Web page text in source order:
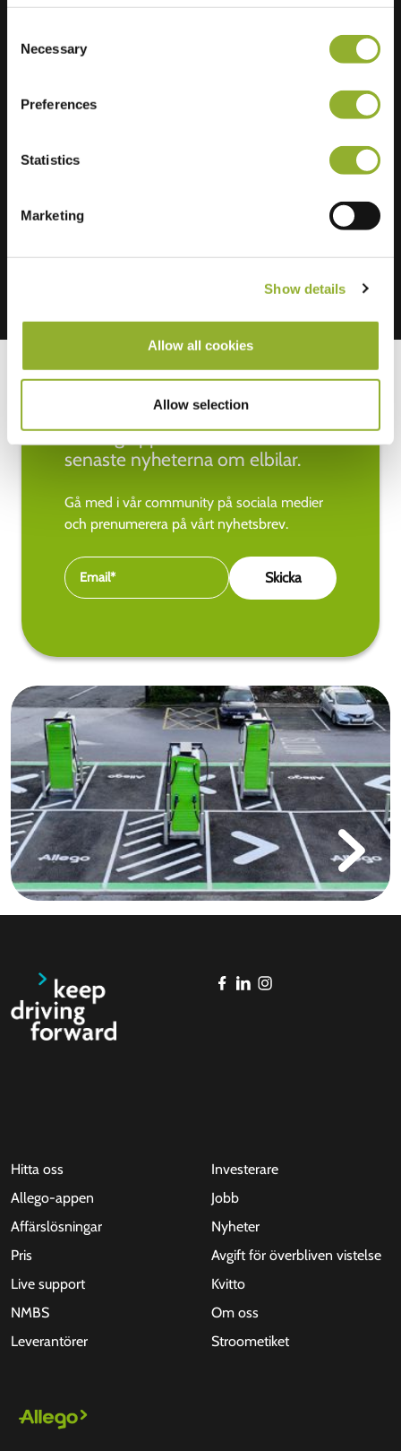
Selection
Necessary
Preferences
Statistics
Marketing
Show details
Allow all cookies
Allow selection
Håll dig uppdaterad med de
senaste nyheterna om elbilar.
Gå med i vår community på sociala medier
och prenumerera på vårt nyhetsbrev.
Hitta oss
Allego-appen
Affärslösningar
Pris
Live support
NMBS
Leverantörer
Investerare
Jobb
Nyheter
Avgift för överbliven vistelse
Kvitto
Om oss
Stroometiket